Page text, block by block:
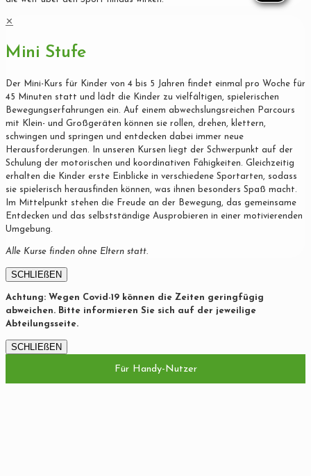
✕
Mini Stufe
Der Mini-Kurs für Kinder von 4 bis 5 Jahren findet einmal pro Woche für
45 Minuten statt und lädt die Kinder zu vielfältigen, spielerischen
Bewegungserfahrungen ein. Auf einem abwechslungsreichen Parcours
mit Klein- und Großgeräten können sie rollen, drehen, klettern,
schwingen und springen und entdecken dabei immer neue
Herausforderungen. In unseren Kursen liegt der Schwerpunkt auf der
Schulung der motorischen und koordinativen Fähigkeiten. Gleichzeitig
erhalten die Kinder erste Einblicke in verschiedene Sportarten, sodass
sie spielerisch herausfinden können, was ihnen besonders Spaß macht.
Im Mittelpunkt stehen die Freude an der Bewegung, das gemeinsame
Entdecken und das selbstständige Ausprobieren in einer motivierenden
Umgebung.
Alle Kurse finden ohne Eltern statt.
SCHLIEßEN
Achtung: Wegen Covid-19 können die Zeiten geringfügig
abweichen. Bitte informieren Sie sich auf der jeweilige
Abteilungsseite.
SCHLIEßEN
Für Handy-Nutzer